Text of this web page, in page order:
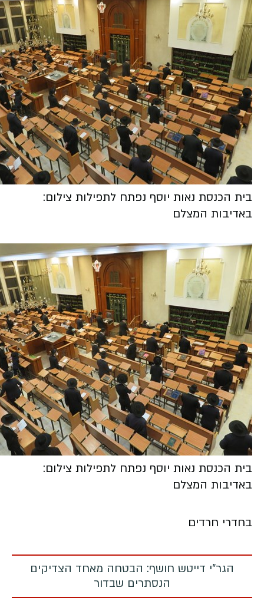
בית הכנסת נאות יוסף נפתח לתפילות צילום:
באדיבות המצלם
בית הכנסת נאות יוסף נפתח לתפילות צילום:
באדיבות המצלם
בחדרי חרדים
הגר"י דייטש חושף: הבטחה מאחד הצדיקים
הנסתרים שבדור